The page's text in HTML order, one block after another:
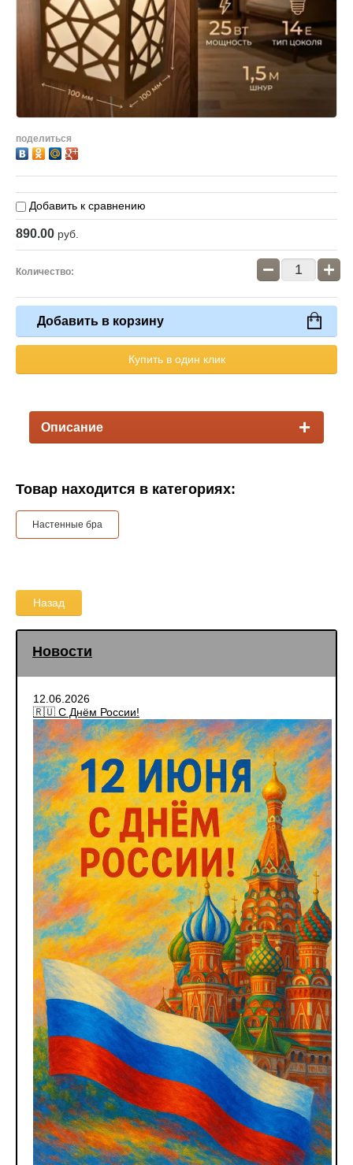
поделиться
Добавить к сравнению
890.00 руб.
Количество: − +
Добавить в корзину
Купить в один клик
Описание
Товар находится в категориях:
Настенные бра
Назад
Новости
12.06.2026
🇷🇺 С Днём России!